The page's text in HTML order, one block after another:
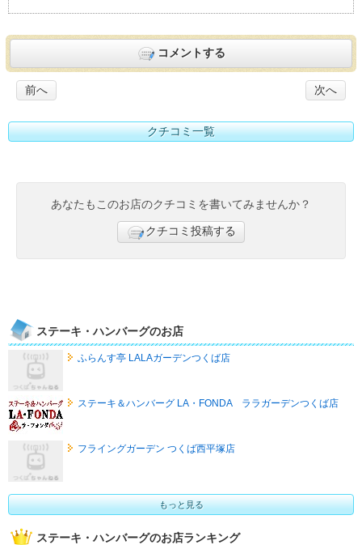
コメントする
前へ 次へ
クチコミ一覧
あなたもこのお店のクチコミを書いてみませんか？
クチコミ投稿する
ステーキ・ハンバーグのお店
ふらんす亭 LALAガーデンつくば店
ステーキ＆ハンバーグ LA・FONDA ララガーデンつくば店
フライングガーデン つくば西平塚店
もっと見る
ステーキ・ハンバーグのお店ランキング